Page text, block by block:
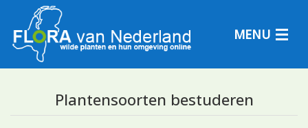
MENU
Plantensoorten bestuderen